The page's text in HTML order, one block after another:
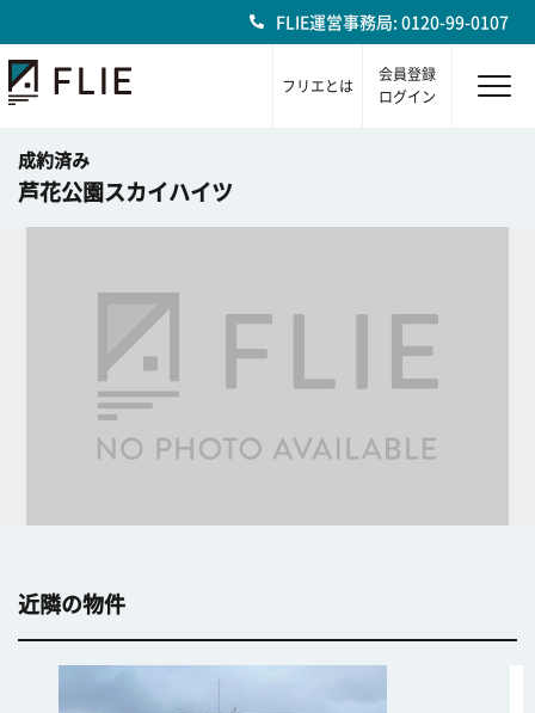
FLIE運営事務局: 0120-99-0107
フリエとは
会員登録
ログイン
成約済み
芦花公園スカイハイツ
近隣の物件